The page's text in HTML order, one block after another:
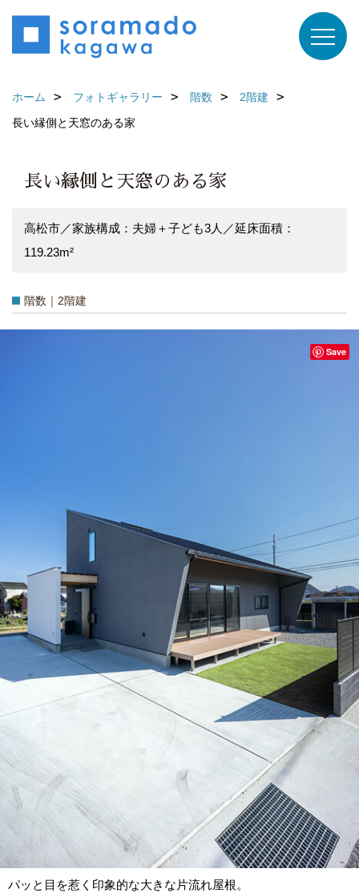
ホーム フォトギャラリー 階数
2階建
長い縁側と天窓のある家
長い縁側と天窓のある家
高松市／家族構成：夫婦＋子ども3人／延床面積：
119.23m²
階数｜2階建
パッと目を惹く印象的な大きな片流れ屋根。
Save